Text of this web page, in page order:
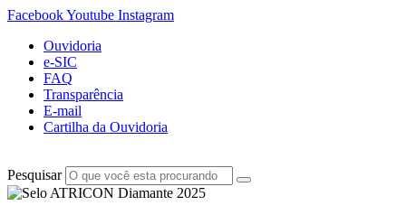
FacebookYoutube Instagram
Ouvidoria
e-SIC
FAQ
Transparência
E-mail
Cartilha da Ouvidoria
Pesquisar